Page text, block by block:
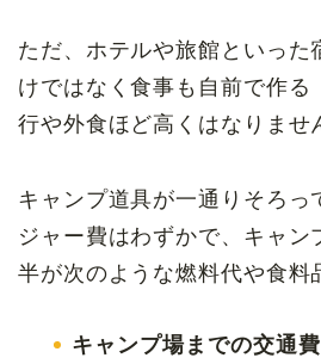
ただ、ホテルや旅館といった
けではなく食事も自前で作る
行や外食ほど高くはなりませ
キャンプ道具が一通りそろっ
ジャー費はわずかで、キャン
半が次のような燃料代や食料
キャンプ場までの交通